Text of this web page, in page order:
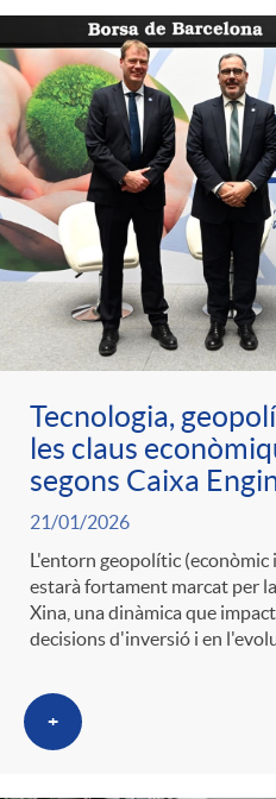
Tecnologia,
les claus
segons Caixa
21/01/2026
L'entorn geopolític (econòmic
estarà fortament marcat per
Xina, una dinàmica que
decisions d'inversió i en
+